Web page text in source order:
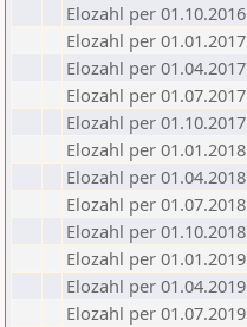
Elozahl per 01.10.2016
Elozahl per 01.01.2017
Elozahl per 01.04.2017
Elozahl per 01.07.2017
Elozahl per 01.10.2017
Elozahl per 01.01.2018
Elozahl per 01.04.2018
Elozahl per 01.07.2018
Elozahl per 01.10.2018
Elozahl per 01.01.2019
Elozahl per 01.04.2019
Elozahl per 01.07.2019